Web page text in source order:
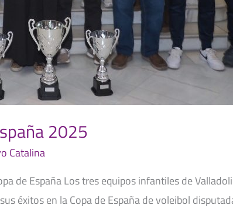
2025
Catalina
de España Los tres equipos infantiles de
éxitos en la Copa de España de voleibol